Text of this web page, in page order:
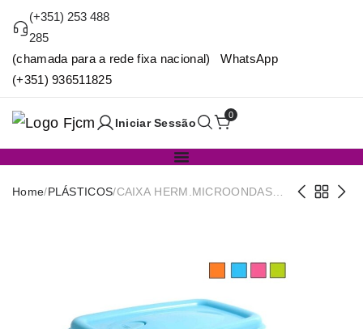
(+351) 253 488
285
(chamada para a rede fixa nacional) WhatsApp
(+351) 936511825
Iniciar Sessão
0
Home/PLÁSTICOS/CAIXA HERM.MICROONDAS